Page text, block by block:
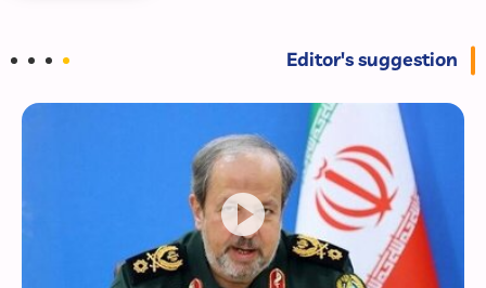
Editor's suggestion